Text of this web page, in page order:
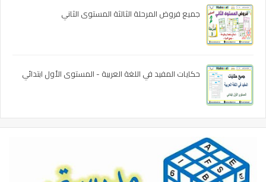
جميع فروض المرحلة الثالثة المستوى الثاني
حكايات المفيد في اللغة العربية - المستوى الأول ابتدائي